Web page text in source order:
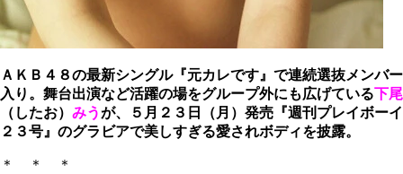
ＡＫＢ４８の最新シングル『元カレです』で連続選抜メンバー
入り。舞台出演など活躍の場をグループ外にも広げている下尾
（したお） みうが、５月２３日（月）発売『週刊プレイボーイ
２３号』のグラビアで美しすぎる愛されボディを披露。
＊ ＊ ＊